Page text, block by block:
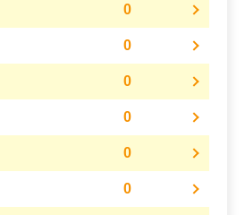
0
0
0
0
0
0